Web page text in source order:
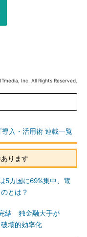
Inc. All Rights Reserved.
入・活用術 連載一覧
ります
5カ国に69%集中、電
とは？
結 独金融大手が
壊的効率化